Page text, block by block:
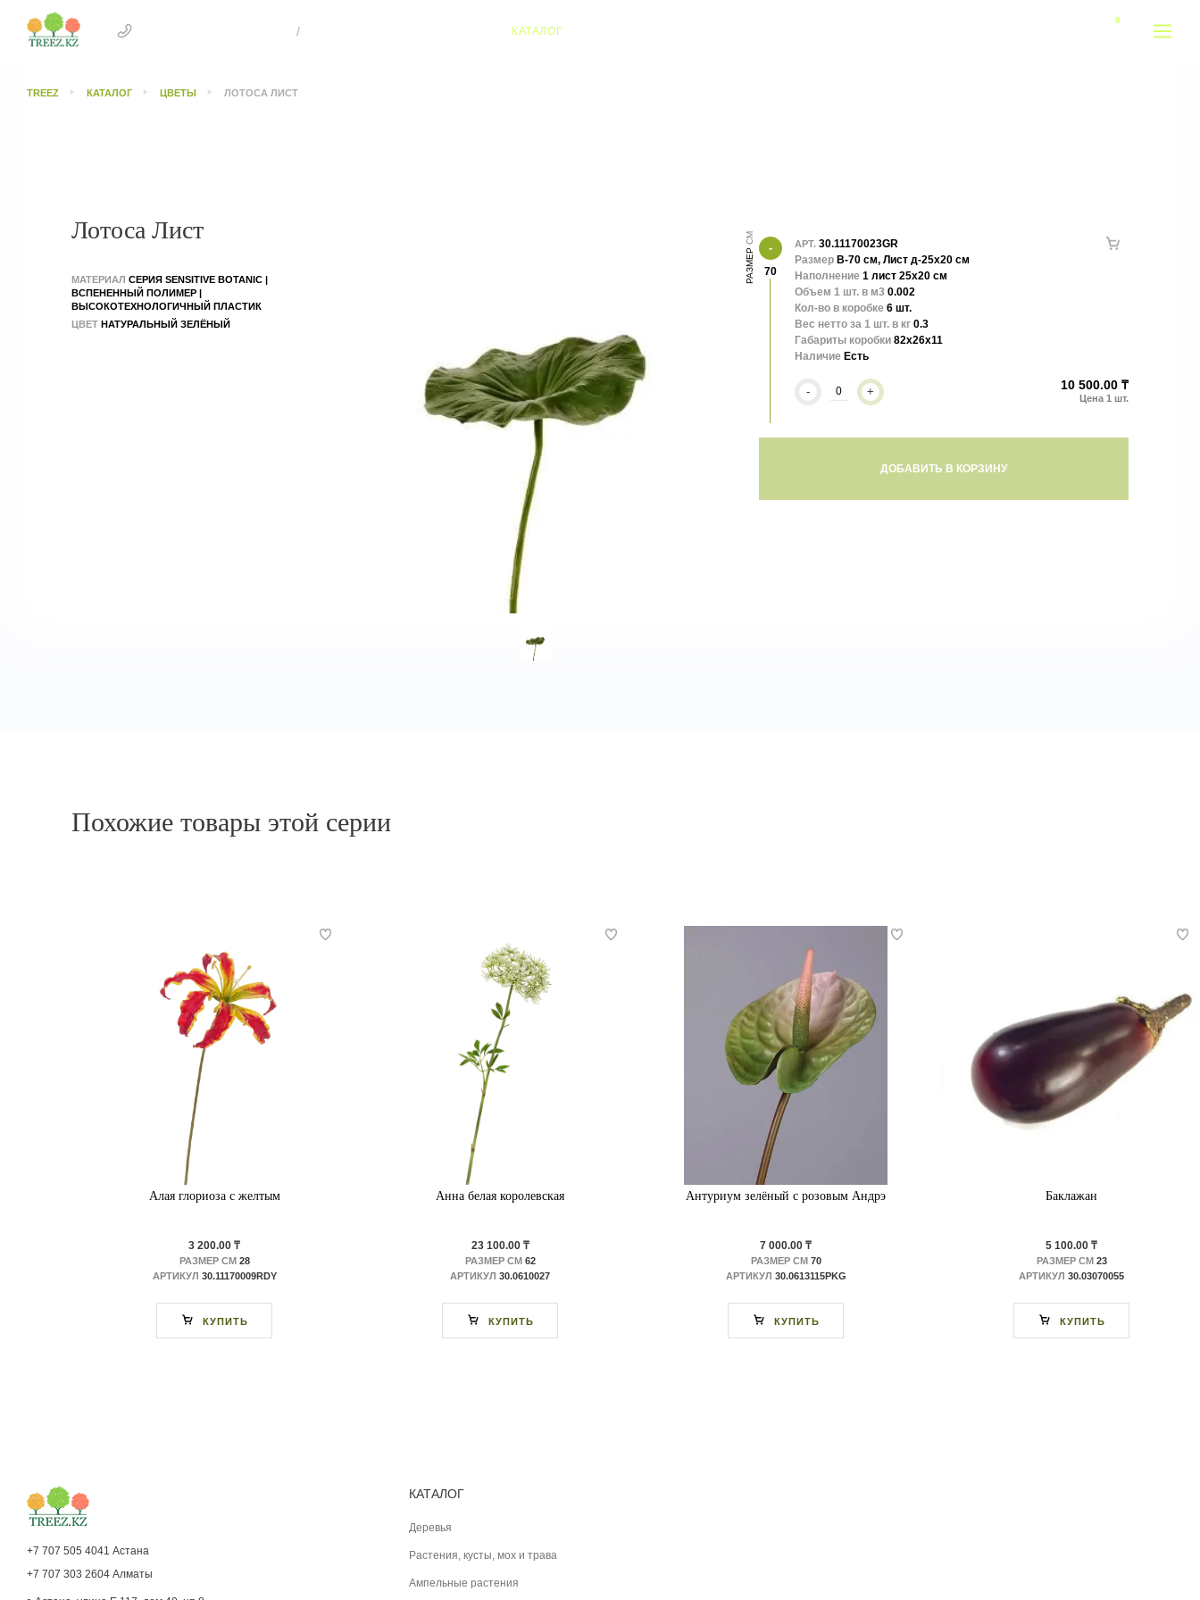
/ КАТАЛОГ
TREEZ КАТАЛОГ ЦВЕТЫ ЛОТОСА ЛИСТ
Лотоса Лист
МАТЕРИАЛ СЕРИЯ SENSITIVE BOTANIC |
ВСПЕНЕННЫЙ ПОЛИМЕР |
ВЫСОКОТЕХНОЛОГИЧНЫЙ ПЛАСТИК
ЦВЕТ НАТУРАЛЬНЫЙ ЗЕЛЁНЫЙ
РАЗМЕР 70
АРТ. 30.11170023GR
Размер В-70 см, Лист д-25х20 см
Наполнение 1 лист 25х20 см
Объем 1 шт. в м3 0.002
Кол-во в коробке 6 шт.
Вес нетто за 1 шт. в кг 0.3
Габариты коробки 82x26x11
Наличие Есть
- + 10 500.00 ₸
ДОБАВИТЬ В КОРЗИНУ
Похожие товары этой серии
Алая глориоза с желтым
3 200.00 ₸
РАЗМЕР СМ28
АРТИКУЛ 30.11170009RDY
КУПИТЬ
Анна белая королевская
23 100.00 ₸
РАЗМЕР СМ62
АРТИКУЛ 30.0610027
КУПИТЬ
Антуриум зелёный с розовым Андрэ
7 000.00 ₸
РАЗМЕР СМ70
АРТИКУЛ 30.0613115PKG
КУПИТЬ
Баклажан
5 100.00 ₸
РАЗМЕР СМ23
АРТИКУЛ 30.03070055
КУПИТЬ
КАТАЛОГ
Деревья
Растения, кусты, мох и трава
Ампельные растения
+7 707 505 4041 Астана
+7 707 303 2604 Алматы